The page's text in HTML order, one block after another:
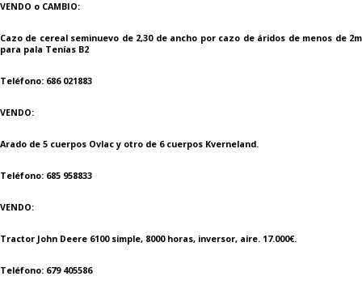
VENDO o CAMBIO:
Cazo de cereal seminuevo de 2,30 de ancho por cazo de áridos de menos de 2m
para pala Tenías B2
Teléfono: 686 021883
VENDO:
Arado de 5 cuerpos Ovlac y otro de 6 cuerpos Kverneland.
Teléfono: 685 958833
VENDO:
Tractor John Deere 6100 simple, 8000 horas, inversor, aire. 17.000€.
Teléfono: 679 405586